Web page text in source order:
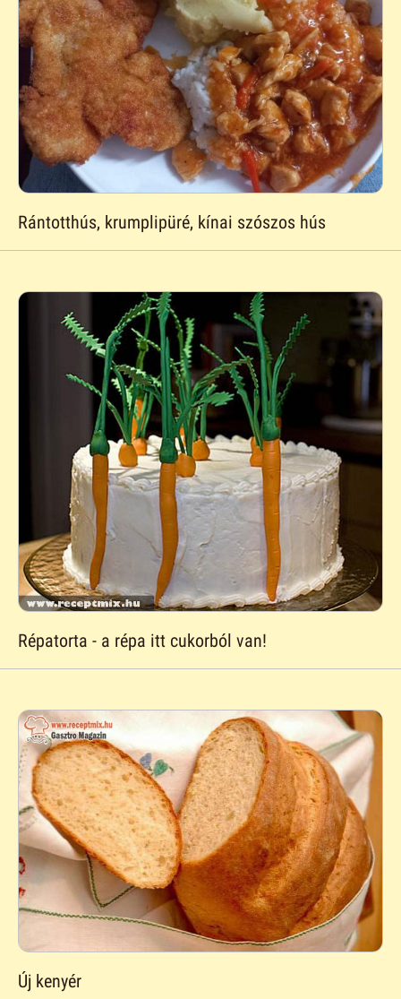
Rántotthús, krumplipüré, kínai szószos hús
Répatorta - a répa itt cukorból van!
Új kenyér